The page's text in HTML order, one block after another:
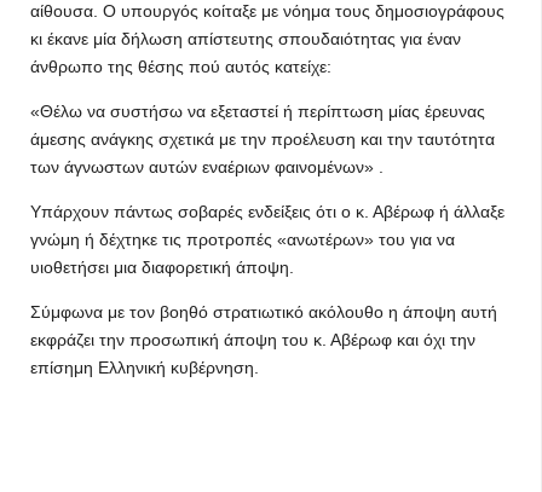
αίθουσα. Ο υπουργός κοίταξε με νόημα τους δημοσιογράφους
κι έκανε μία δήλωση απίστευτης σπουδαιότητας για έναν
άνθρωπο της θέσης πού αυτός κατείχε:
«Θέλω να συστήσω να εξεταστεί ή περίπτωση μίας έρευνας
άμεσης ανάγκης σχετικά με την προέλευση και την ταυτότητα
των άγνωστων αυτών εναέριων φαινομένων» .
Υπάρχουν πάντως σοβαρές ενδείξεις ότι ο κ. Αβέρωφ ή άλλαξε
γνώμη ή δέχτηκε τις προτροπές «ανωτέρων» του για να
υιοθετήσει μια διαφορετική άποψη.
Σύμφωνα με τον βοηθό στρατιωτικό ακόλουθο η άποψη αυτή
εκφράζει την προσωπική άποψη του κ. Αβέρωφ και όχι την
επίσημη Ελληνική κυβέρνηση.